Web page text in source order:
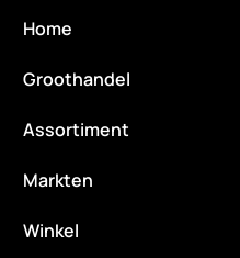
Home
Groothandel
Assortiment
Markten
Winkel